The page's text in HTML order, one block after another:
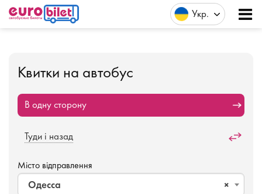
Укр
Квитки на автобус
В одну сторону
Туди і назад
Місто відправлення
×
Одесса